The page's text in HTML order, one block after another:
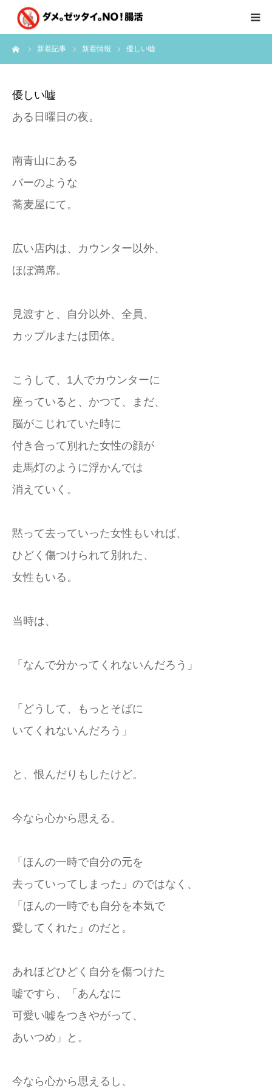
新着記事 新着情報 優しい嘘
優しい嘘
ある日曜日の夜。
南青山にある
バーのような
蕎麦屋にて。
広い店内は、カウンター以外、
ほぼ満席。
見渡すと、自分以外、全員、
カップルまたは団体。
こうして、1人でカウンターに
座っていると、かつて、まだ、
脳がこじれていた時に
付き合って別れた女性の顔が
走馬灯のように浮かんでは
消えていく。
黙って去っていった女性もいれば、
ひどく傷つけられて別れた、
女性もいる。
当時は、
「なんで分かってくれないんだろう」
「どうして、もっとそばに
いてくれないんだろう」
と、恨んだりもしたけど。
今なら心から思える。
「ほんの一時で自分の元を
去っていってしまった」のではなく、
「ほんの一時でも自分を本気で
愛してくれた」のだと。
あれほどひどく自分を傷つけた
嘘ですら、「あんなに
可愛い嘘をつきやがって、
あいつめ」と。
今なら心から思えるし、
はじめに
個別コンサルのご感想
会員限定お茶会
有料会員限定特別メニュー